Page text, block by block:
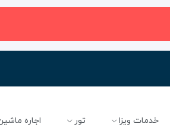
خدمات ویزا تور اجاره